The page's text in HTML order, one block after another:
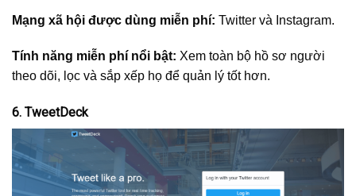
Mạng xã hội được dùng miễn phí: Twitter và Instagram.
Tính năng miễn phí nổi bật: Xem toàn bộ hồ sơ người
theo dõi, lọc và sắp xếp họ để quản lý tốt hơn.
6. TweetDeck